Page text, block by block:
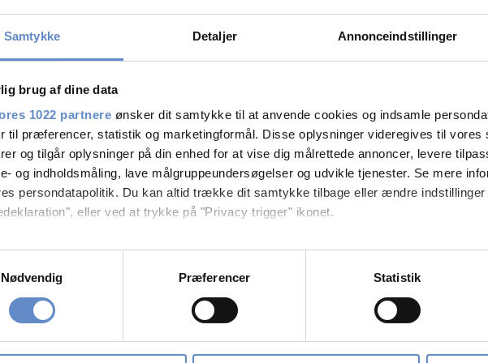
Samtykke Detaljer Annonceindstillinger
brug af dine data
1022 partnere ønsker dit samtykke til at anvende cookies og indsamle
til præferencer, statistik og marketingformål. Disse oplysninger videregives til vores
og tilgår oplysninger på din enhed for at vise dig målrettede annoncer, levere
og indholdsmåling, lave målgruppeundersøgelser og udvikle tjenester. Se mere
persondatapolitik. Du kan altid trække dit samtykke tilbage eller ændre indstillinger
eller ved at trykke på "Privacy trigger" ikonet.
tillader det, vil vi også gerne:
Indsamle præcise oplysninger om din placering, der kan være nøjagtig inden for få
anvendes på hele websitet.
cookies til at tilpasse vores indhold og annoncer, til at vise dig funktioner til sociale
Nødvendig
Præferencer Statistik
Free parking
TV-lounge